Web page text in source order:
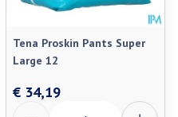
Tena Proskin Pants Super
Large 12
€ 34,19